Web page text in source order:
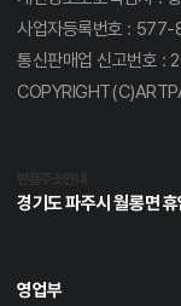
사업자등록번호 :
통신판매업 신고번호 :
경기도 파주시 월롱면
영업부